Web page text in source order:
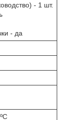
- 1 шт.
- да